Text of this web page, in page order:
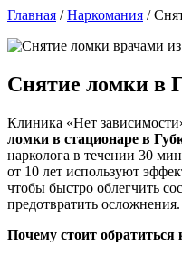
Главная /Наркомания /
Снятие ломки в
Клиника «Нет
ломки в стационаре в
нарколога в течении 30
от 10 лет используют
чтобы быстро облегчить
предотвратить осложнения.
Почему стоит обратиться